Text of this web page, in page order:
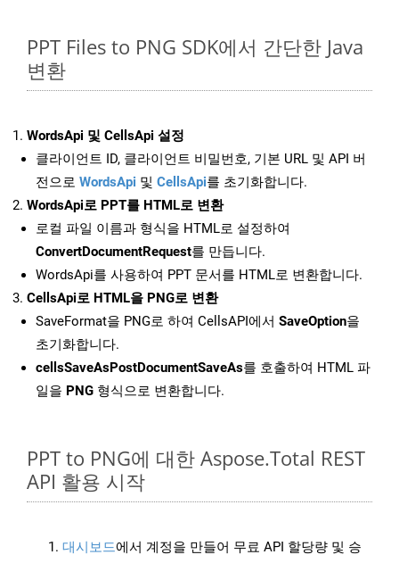
PPT Files to PNG SDK에서 간단한 Java
변환
WordsApi 및 CellsApi 설정
클라이언트 ID, 클라이언트 비밀번호, 기본 URL 및 API 버
전으로 WordsApi 및 CellsApi를 초기화합니다.
WordsApi로 PPT를 HTML로 변환
로컬 파일 이름과 형식을 HTML로 설정하여
ConvertDocumentRequest를 만듭니다.
WordsApi를 사용하여 PPT 문서를 HTML로 변환합니다.
CellsApi로 HTML을 PNG로 변환
SaveFormat을 PNG로 하여 CellsAPI에서 SaveOption을
초기화합니다.
cellsSaveAsPostDocumentSaveAs를 호출하여 HTML 파
일을 PNG 형식으로 변환합니다.
PPT to PNG에 대한 Aspose.Total REST
API 활용 시작
대시보드에서 계정을 만들어 무료 API 할당량 및 승